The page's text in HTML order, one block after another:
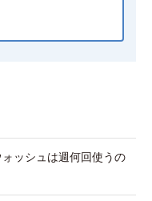
ッシュは週何回使うの